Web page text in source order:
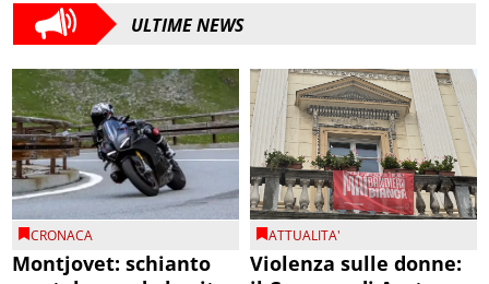
ULTIME NEWS
CRONACA
Montjovet: schianto
ATTUALITA'
Violenza sulle donne: